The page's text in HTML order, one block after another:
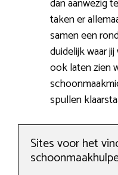
taken er
samen een
duidelijk waar
ook laten zien
spullen
Sites voor het